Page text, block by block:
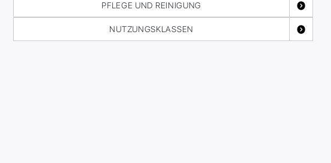
PFLEGE UND REINIGUNG
NUTZUNGSKLASSEN